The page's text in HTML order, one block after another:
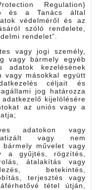
Regulation)
és a Tanács által
védelméről és az
szóló rendelete,
rendelet”.
vagy jogi személy,
vagy bármely egyéb
adatok kezelésének
vagy másokkal együtt
céljait és
jog határozza
kijelölésére
az uniós vagy a
adatokon vagy
vagy nem
művelet vagy
a gyűjtés, rögzítés,
átalakítás vagy
betekintés,
terjesztés vagy
tétel útján,